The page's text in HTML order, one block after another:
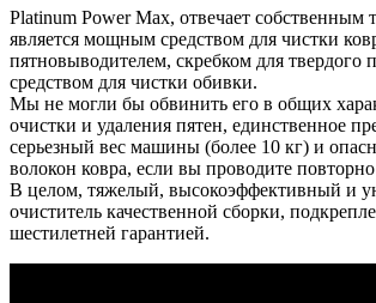
Platinum Power Max, отвечает собственным
является мощным средством для чистки
пятновыводителем, скребком для твердого
средством для чистки обивки.
Мы не могли бы обвинить его в общих
очистки и удаления пятен, единственное
серьезный вес машины (более 10 кг) и
волокон ковра, если вы проводите
В целом, тяжелый, высокоэффективный и
очиститель качественной сборки,
шестилетней гарантией.